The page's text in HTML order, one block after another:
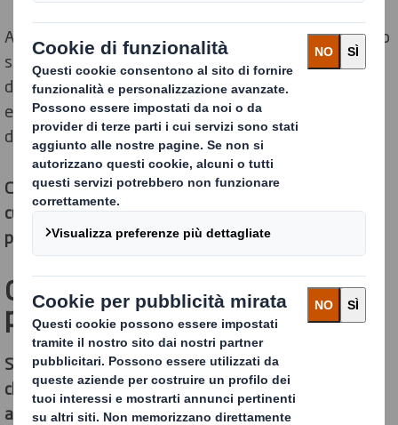
Anche dei piccoli cambiamenti, come sostituire il nastro
sigillante con lembi autobloccanti oppure stampare
direttamente sul cartone al posto di utilizzare le
etichette di plastica, possono fare un’incredibile
differenza a livello ambientale.
Cerchiamo continuamente di identificare nuove aree in
cui le soluzioni a base di fibre possono sostituire la
plastica.
Cosa significa sostituire la
plastica?
Significa sviluppare soluzioni di packaging innovative,
che siano in grado di sostituire la plastica con
alternative più sostenibili, quali: